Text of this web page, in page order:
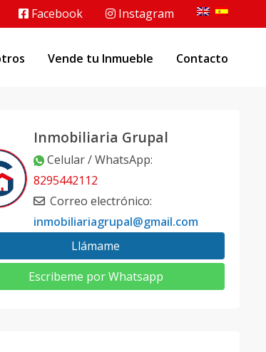
Facebook Instagram
Vende tu Inmueble Contacto
Inmobiliaria Grupal
Celular / WhatsApp:
8295442112
Correo electrónico:
inmobiliariagrupal@gmail.com
Llámame
Escribeme por Whatsapp